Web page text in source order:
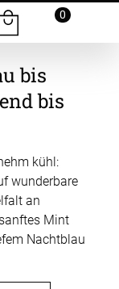
0
bis
bis
kühl:
wunderbare
an
Mint
Nachtblau